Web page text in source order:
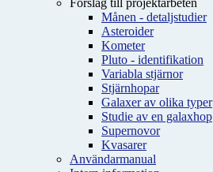
Förslag till projektarbeten
Månen - detaljstudier
Asteroider
Kometer
Pluto - identifikation
Variabla stjärnor
Stjärnhopar
Galaxer av olika typer
Studie av en galaxhop
Supernovor
Kvasarer
Användarmanual